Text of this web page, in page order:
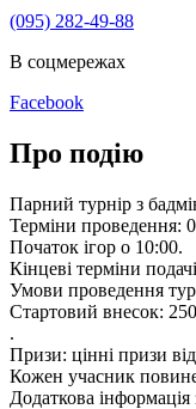
(095) 282-49-88
В соцмережах
Facebook
Про подію
Парний турнір з
Терміни проведення:
Початок ігор о 10:00.
Кінцеві терміни
Умови проведення
Стартовий внесок:
.
Призи: цінні призи
Кожен учасник
Додаткова